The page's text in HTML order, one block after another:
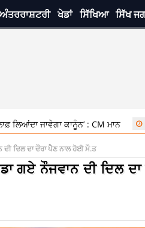
ਅੰਤਰਰਾਸ਼ਟਰੀ ਖੇਡਾਂ ਸਿੱਖਿਆ ਸਿੱਖ
ਕਾਨੂੰਨ’ : CM ਮਾਨ 7:35 pm
ਦਿਲ ਦਾ ਦੌਰਾ ਪੈਣ ਨਾਲ ਹੋਈ ਮੌ.ਤ
ਗਏ ਨੌਜਵਾਨ ਦੀ ਦਿਲ